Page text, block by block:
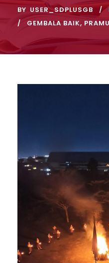
BY USER_SDPLUSGB
GEMBALA BAIK,